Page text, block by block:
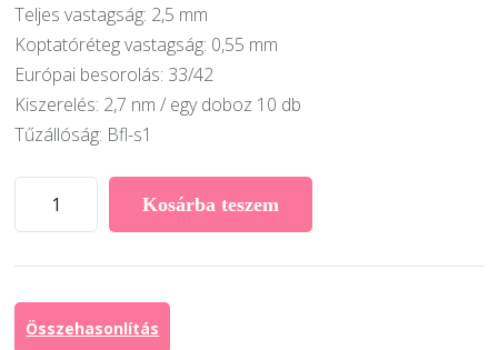
Teljes vastagság: 2,5 mm
Koptatóréteg vastagság: 0,55 mm
Európai besorolás: 33/42
Kiszerelés: 2,7 nm / egy doboz 10 db
Tűzállóság: Bfl-s1
Kinight
Desing
Kosárba teszem
Összehasonlítás